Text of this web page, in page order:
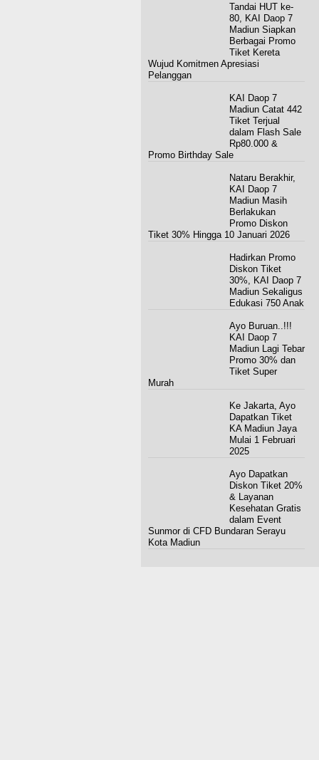
Tandai HUT ke-
80, KAI Daop 7
Madiun Siapkan
Berbagai Promo
Tiket Kereta
Wujud Komitmen Apresiasi
Pelanggan
KAI Daop 7
Madiun Catat 442
Tiket Terjual
dalam Flash Sale
Rp80.000 &
Promo Birthday Sale
Nataru Berakhir,
KAI Daop 7
Madiun Masih
Berlakukan
Promo Diskon
Tiket 30% Hingga 10 Januari 2026
Hadirkan Promo
Diskon Tiket
30%, KAI Daop 7
Madiun Sekaligus
Edukasi 750 Anak
Ayo Buruan..!!!
KAI Daop 7
Madiun Lagi Tebar
Promo 30% dan
Tiket Super
Murah
Ke Jakarta, Ayo
Dapatkan Tiket
KA Madiun Jaya
Mulai 1 Februari
2025
Ayo Dapatkan
Diskon Tiket 20%
& Layanan
Kesehatan Gratis
dalam Event
Sunmor di CFD Bundaran Serayu
Kota Madiun